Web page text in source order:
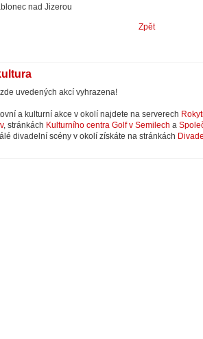
nad Jizerou
Zpět
uvedených akcí vyhrazena!
a kulturní akce v okolí najdete na serverech
, stránkách Kulturního centra Golf v Semilech a
divadelní scény v okolí získáte na stránkách